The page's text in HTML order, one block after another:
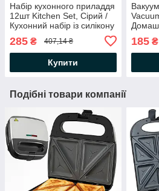
Набір кухонного приладдя
12шт Kitchen Set, Сірий /
Кухонний набір із силікону
285 ₴ 407,14 ₴
Купити
185₴
Подібні товари компанії